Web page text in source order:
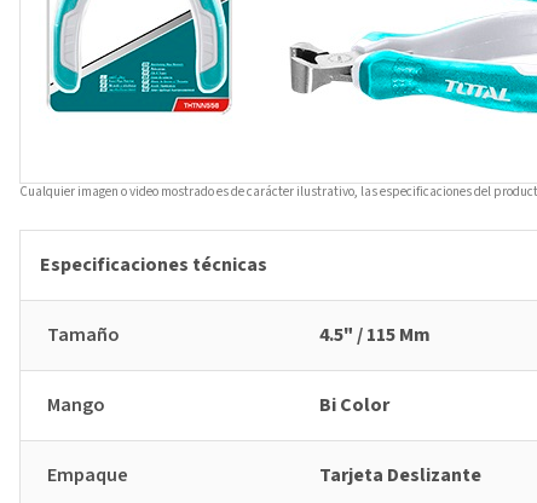
Cualquier imagen o video mostrado es de carácter ilustrativo, las especificaciones del
Especificaciones técnicas
Tamaño 4.5" / 115 Mm
Mango Bi Color
Empaque Tarjeta Deslizante